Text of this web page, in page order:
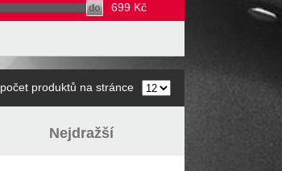
699 Kč
počet produktů na stránce
Nejdražší